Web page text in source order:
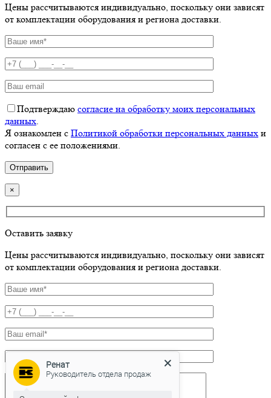
Цены рассчитываются индивидуально, поскольку они зависят
от комплектации оборудования и региона доставки.
Подтверждаю согласие на обработку моих персональных
данных
Я ознакомлен с Политикой обработки персональных данных и
согласен с ее положениями.
×
Оставить заявку
Цены рассчитываются индивидуально, поскольку они зависят
от комплектации оборудования и региона доставки.
Ренат
Руководитель отдела продаж